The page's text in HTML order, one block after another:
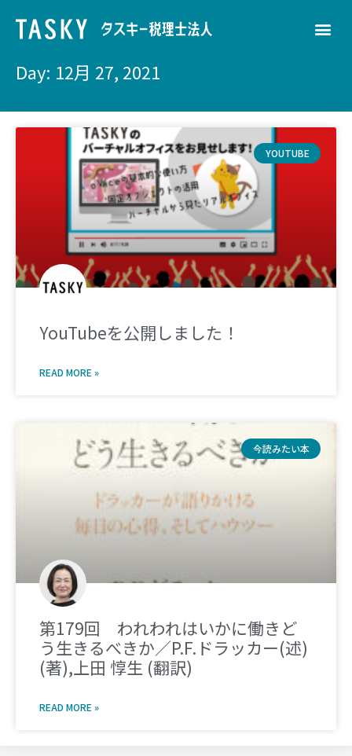
Day: 12月 27, 2021
YOUTUBE
YouTubeを公開しました！
READ MORE »
今読みたい本
第179回 われわれはいかに働きど
う生きるべきか／P.F.ドラッカー(述)
(著),上田 惇生 (翻訳)
READ MORE »